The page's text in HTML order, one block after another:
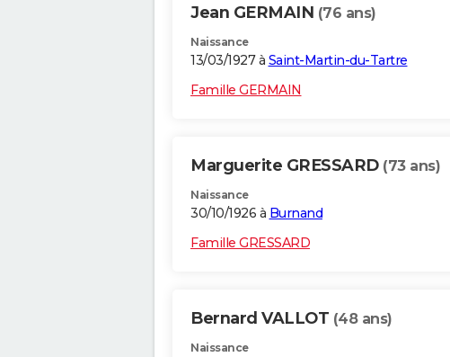
Jean GERMAIN (76 ans)
Naissance
13/03/1927 à Saint-Martin-du-Tartre
Famille GERMAIN
Marguerite GRESSARD (73 ans)
Naissance
30/10/1926 à Burnand
Famille GRESSARD
Bernard VALLOT (48 ans)
Naissance